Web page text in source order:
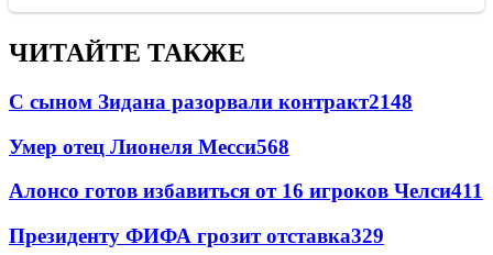
ЧИТАЙТЕ ТАКЖЕ
С сыном Зидана разорвали контракт2148
Умер отец Лионеля Месси568
Алонсо готов избавиться от 16 игроков Челси411
Президенту ФИФА грозит отставка329